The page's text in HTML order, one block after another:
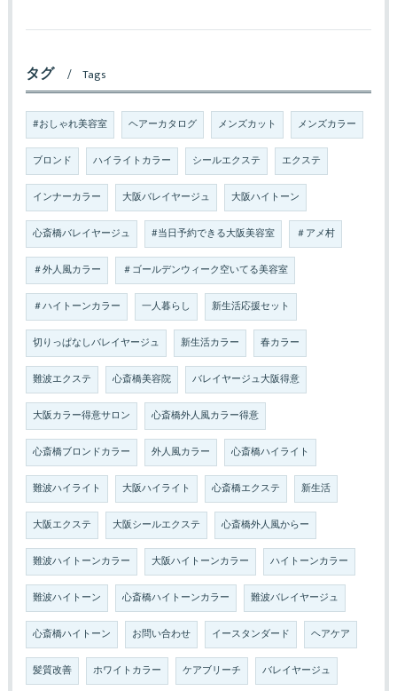
タグ Tags
#おしゃれ美容室 ヘアーカタログ メンズカット メンズカラー
ブロンド ハイライトカラー シールエクステ エクステ
インナーカラー 大阪バレイヤージュ 大阪ハイトーン
心斎橋バレイヤージュ #当日予約できる大阪美容室 ＃アメ村
＃外人風カラー ＃ゴールデンウィーク空いてる美容室
＃ハイトーンカラー 一人暮らし 新生活応援セット
切りっぱなしバレイヤージュ 新生活カラー 春カラー
難波エクステ 心斎橋美容院 バレイヤージュ大阪得意
大阪カラー得意サロン 心斎橋外人風カラー得意
心斎橋ブロンドカラー 外人風カラー 心斎橋ハイライト
難波ハイライト 大阪ハイライト 心斎橋エクステ 新生活
大阪エクステ 大阪シールエクステ 心斎橋外人風からー
難波ハイトーンカラー 大阪ハイトーンカラー ハイトーンカラー
難波ハイトーン 心斎橋ハイトーンカラー 難波バレイヤージュ
心斎橋ハイトーン お問い合わせ イースタンダード ヘアケア
髪質改善 ホワイトカラー ケアブリーチ バレイヤージュ